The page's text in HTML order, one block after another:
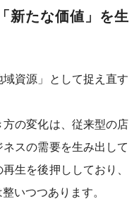
新たな価値」を生
資源」として捉え直す
の変化は、従来型の店
スの需要を生み出して
生を後押ししており、
いつつあります。